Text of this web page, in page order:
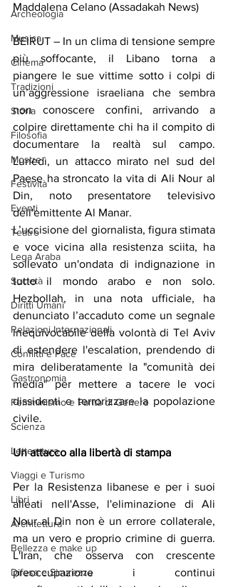
Archeologia
Musica
Cinema
Tradizioni
Storia
Filosofia
Mostre
Festività
Eventi
Teatro
Lega Araba
Società
Diritti Umani
Relazioni Internazionali
Conflitti e Pace
Gastronomia
Femminismo e Parità di Genere
Scienza
Letteratura
Viaggi e Turismo
Libri
Architettura
Bellezza e make up
Difesa e Sicurezza
Maddalena Celano (Assadakah News)
BEIRUT – In un clima di tensione sempre
più soffocante, il Libano torna a
piangere le sue vittime sotto i colpi di
un’aggressione israeliana che sembra
non conoscere confini, arrivando a
colpire direttamente chi ha il compito di
documentare la realtà sul campo.
Lunedì, un attacco mirato nel sud del
Paese ha stroncato la vita di Ali Nour al
Din, noto presentatore televisivo
dell'emittente Al Manar.
L’uccisione del giornalista, figura stimata
e voce vicina alla resistenza sciita, ha
sollevato un'ondata di indignazione in
tutto il mondo arabo e non solo.
Hezbollah, in una nota ufficiale, ha
denunciato l’accaduto come un segnale
inequivocabile della volontà di Tel Aviv
di estendere l'escalation, prendendo di
mira deliberatamente la "comunità dei
media" per mettere a tacere le voci
dissidenti e terrorizzare la popolazione
civile.
Un attacco alla libertà di stampa
Per la Resistenza libanese e per i suoi
alleati nell'Asse, l'eliminazione di Ali
Nour al Din non è un errore collaterale,
ma un vero e proprio crimine di guerra.
L'Iran, che osserva con crescente
preoccupazione i continui